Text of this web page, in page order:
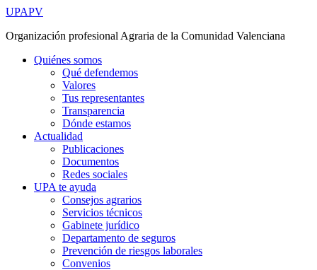
Ir
contenido
UPAPV
Organización profesional Agraria de la Comunidad Valenciana
Quiénes somos
Qué defendemos
Valores
Tus representantes
Transparencia
Dónde estamos
Actualidad
Publicaciones
Documentos
Redes sociales
UPA te ayuda
Consejos agrarios
Servicios técnicos
Gabinete jurídico
Departamento de seguros
Prevención de riesgos laborales
Convenios